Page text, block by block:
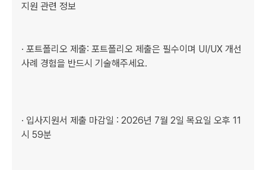
지원 관련 정보
· 포트폴리오 제출: 포트폴리오 제출은 필수이며 UI/UX 개선
사례 경험을 반드시 기술해주세요.
· 입사지원서 제출 마감일 : 2026년 7월 2일 목요일 오후 11
시 59분